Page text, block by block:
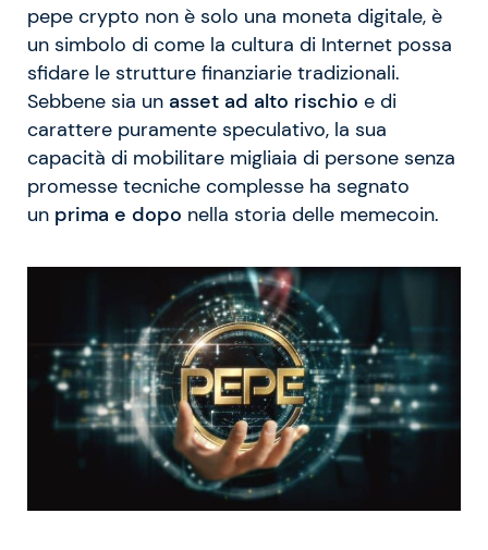
pepe crypto non è solo una moneta digitale, è
un simbolo di come la cultura di Internet possa
sfidare le strutture finanziarie tradizionali.
Sebbene sia un asset ad alto rischio e di
carattere puramente speculativo, la sua
capacità di mobilitare migliaia di persone senza
promesse tecniche complesse ha segnato
un prima e dopo nella storia delle memecoin.